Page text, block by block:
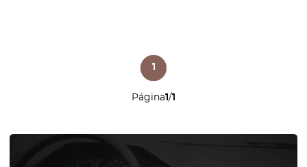
Página1/1
1